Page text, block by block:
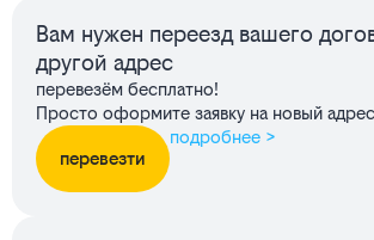
Вам нужен переезд вашего
другой адрес
перевезём бесплатно!
Просто оформите заявку на новый адрес
перевезти
подробнее >